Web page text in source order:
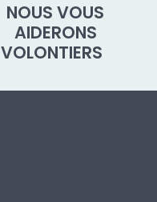
NOUS VOUS
AIDERONS
VOLONTIERS